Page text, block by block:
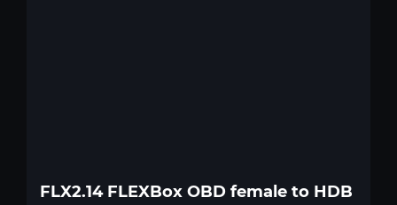
FLX2.14 FLEXBox OBD female to HDB